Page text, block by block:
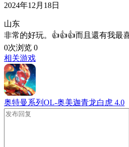
2024年12月18日
山东
非常的好玩。👍👍👍而且還有我最
0次浏览 0
相关游戏
奥特曼系列OL-奥美迦青龙白虎 4.0